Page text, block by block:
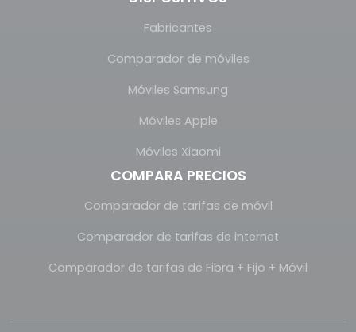
Fabricantes
Comparador de móviles
Móviles Samsung
Móviles Apple
Móviles Xiaomi
COMPARA PRECIOS
Comparador de tarifas de móvil
Comparador de tarifas de internet
Comparador de tarifas de Fibra + Fijo + Móvil